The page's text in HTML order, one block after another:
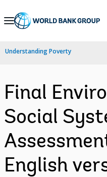
Skip
Navigation
Understanding Poverty
Final
Social
English